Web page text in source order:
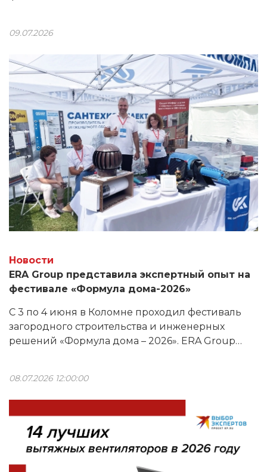
09.07.2026
Новости
ERA Group представила экспертный опыт на
фестивале «Формула дома-2026»
С 3 по 4 июня в Коломне проходил фестиваль
загородного строительства и инженерных
решений «Формула дома – 2026». ERA Group
компании «Сантехкомплект».
08.07.2026 12:00:00